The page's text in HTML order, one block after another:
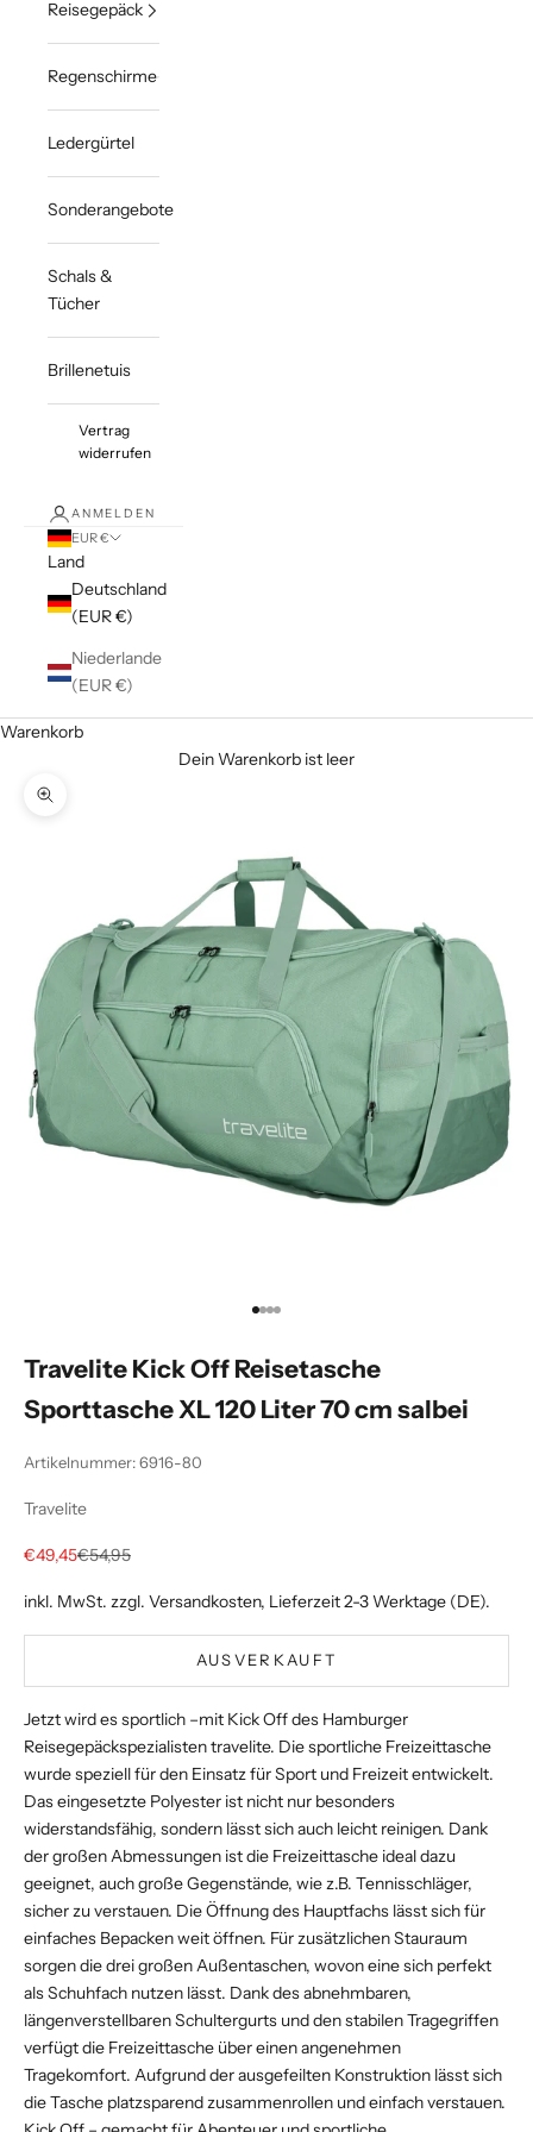
Reisegepäck
Regenschirme
Ledergürtel
Sonderangebote
Schals &
Tücher
Brillenetuis
Vertrag
widerrufen
ANMELDEN
EUR €
Land
Deutschland
(EUR €)
Niederlande
(EUR €)
Warenkorb
Dein Warenkorb ist leer
Bild vergrößern
Gehe zu Element 1
Gehe zu Element 2
Gehe zu Element 3
Gehe zu Element 4
Travelite Kick Off Reisetasche
Sporttasche XL 120 Liter 70 cm salbei
Artikelnummer: 6916-80
Travelite
Angebot
€49,45Regulärer Preis
€54,95
inkl. MwSt. zzgl. Versandkosten, Lieferzeit 2-3 Werktage (DE).
AUSVERKAUFT
Jetzt wird es sportlich –mit Kick Off des Hamburger
Reisegepäckspezialisten travelite. Die sportliche Freizeittasche
wurde speziell für den Einsatz für Sport und Freizeit entwickelt.
Das eingesetzte Polyester ist nicht nur besonders
widerstandsfähig, sondern lässt sich auch leicht reinigen. Dank
der großen Abmessungen ist die Freizeittasche ideal dazu
geeignet, auch große Gegenstände, wie z.B. Tennisschläger,
sicher zu verstauen. Die Öffnung des Hauptfachs lässt sich für
einfaches Bepacken weit öffnen. Für zusätzlichen Stauraum
sorgen die drei großen Außentaschen, wovon eine sich perfekt
als Schuhfach nutzen lässt. Dank des abnehmbaren,
längenverstellbaren Schultergurts und den stabilen Tragegriffen
verfügt die Freizeittasche über einen angenehmen
Tragekomfort. Aufgrund der ausgefeilten Konstruktion lässt sich
die Tasche platzsparend zusammenrollen und einfach verstauen.